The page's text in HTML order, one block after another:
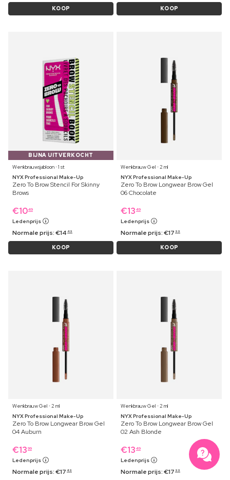
KOOP KOOP
BIJNA UITVERKOCHT
Wenkbrauwsjabloon ⋅ 1 st
NYX Professional Make-Up
Zero To Brow Stencil For Skinny
Brows
€1049
Ledenprijs
Normale prijs:€14 49
KOOP
Wenkbrauw Gel ⋅ 2 ml
NYX Professional Make-Up
Zero To Brow Longwear Brow Gel
06 Chocolate
€13 49
Ledenprijs
Normale prijs:€17 99
KOOP
Wenkbrauw Gel ⋅ 2 ml
NYX Professional Make-Up
Zero To Brow Longwear Brow Gel
04 Auburn
€13 99
Ledenprijs
Normale prijs:€17 49
Wenkbrauw Gel ⋅ 2 ml
NYX Professional Make-Up
Zero To Brow Longwear Brow Gel
02 Ash Blonde
€13 49
Ledenprijs
Normale prijs:€17 99